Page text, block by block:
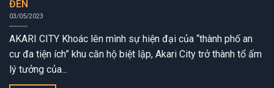
ĐÈN
03/05/2023
AKARI CITY Khoác lên mình sự hiện đại của “thành phố an
cư đa tiện ích” khu căn hộ biệt lập, Akari City trở thành tổ ấm
lý tưởng của...